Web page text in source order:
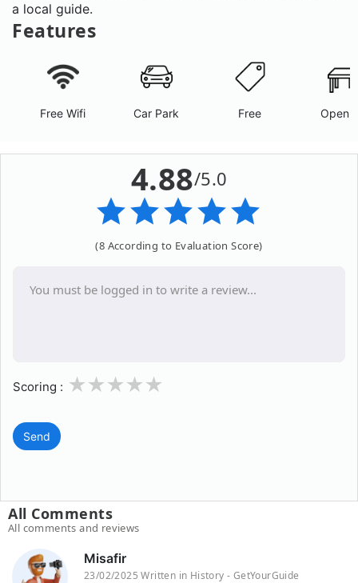
a local guide.
Features
Free Wifi Car Park Free Open
4.88/5.0
(8 According to Evaluation Score)
Scoring : 3
2
1
Send
All Comments
All comments and reviews
Misafir
23/02/2025 Written in History - GetYourGuide